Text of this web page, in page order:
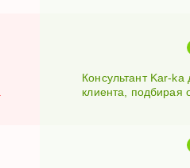
Консультант Kar-ka
клиента, подбирая